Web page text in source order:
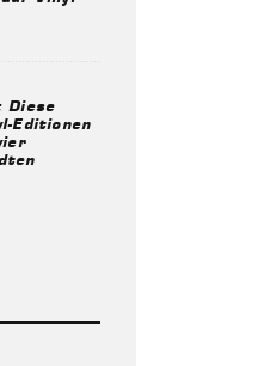
Diese
Editionen